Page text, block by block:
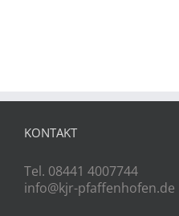
KONTAKT
Tel. 08441 4007744
info@kjr-pfaffenhofen.de